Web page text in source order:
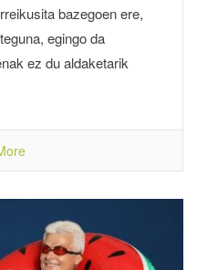
bazegoen ere,
egingo da
ez du aldaketarik